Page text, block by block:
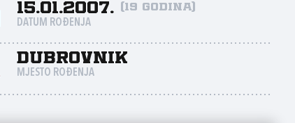
15.01.2007. (19 godina)
DATUM ROĐENJA
Dubrovnik
MJESTO ROĐENJA